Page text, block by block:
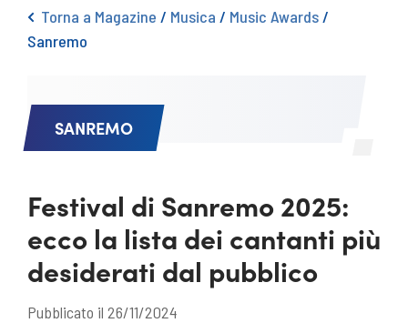
Torna a Magazine / Musica / Music Awards/
Sanremo
SANREMO
Festival di Sanremo 2025:
ecco la lista dei cantanti più
desiderati dal pubblico
Pubblicato il 26/11/2024